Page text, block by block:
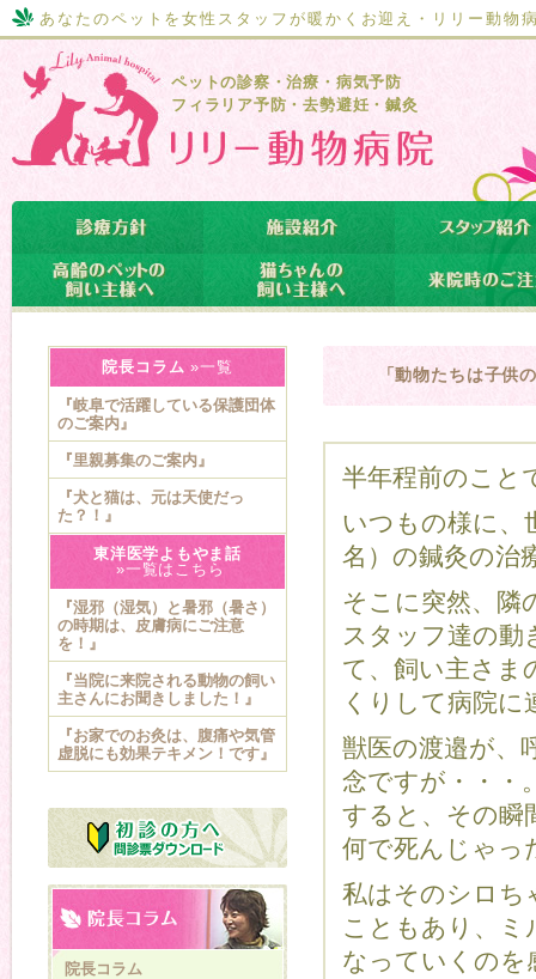
あなたのペットを女性スタッフが暖かくお迎え・リリー動物
ペットの診察・治療・病気予防
フィラリア予防・去勢避妊・鍼灸
「動物たちは子供
半年程前のこと
いつもの様に、
名）の鍼灸の治
そこに突然、隣
スタッフ達の動
て、飼い主さま
くりして病院
獣医の渡邉が、
念ですが・・・
すると、その瞬
何で死んじゃっ
私はそのシロち
こともあり、ミ
なっていくのを
院長コラム »一覧
『岐阜で活躍している保護団体
のご案内』
『里親募集のご案内』
『犬と猫は、元は天使だっ
た？！』
東洋医学よもやま話
»一覧はこちら
『湿邪（湿気）と暑邪（暑さ）
の時期は、皮膚病にご注意
を！』
『当院に来院される動物の飼い
主さんにお聞きしました！』
『お家でのお灸は、腹痛や気管
虚脱にも効果テキメン！です』
院長コラム